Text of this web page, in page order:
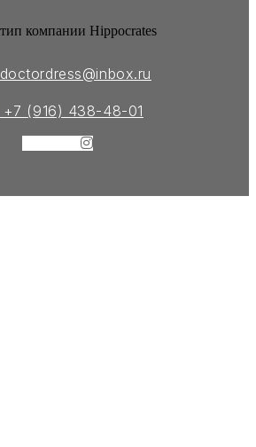
doctordress@inbox.ru
+7 (916) 438-48-01